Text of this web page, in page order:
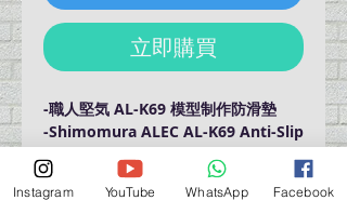
立即購買
-職人堅気 AL-K69 模型制作防滑墊
-Shimomura ALEC AL-K69 Anti-Slip
Pad
-Pad Thicknes: 0.4mm
-Product Size: 195mm(W) x
Instagram YouTube WhatsApp Facebook